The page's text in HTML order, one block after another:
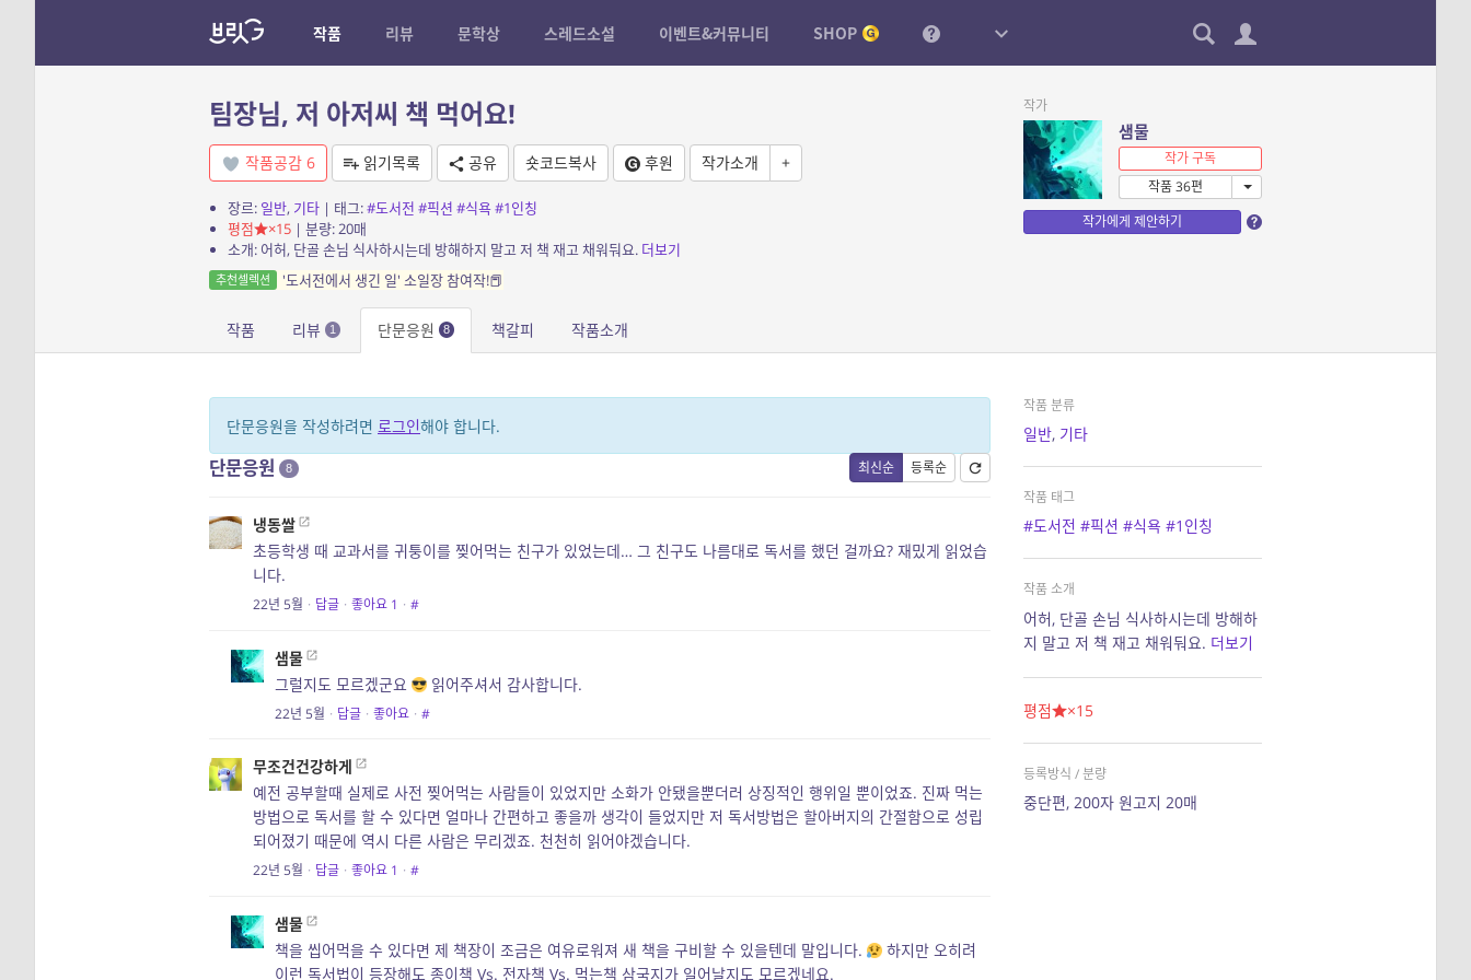
작품 리뷰 문학상 스레드소설 이벤트&커뮤니티 SHOP
팀장님, 저 아저씨 책 먹어요!
작품공감 6 읽기목록 공유 숏코드복사 후원 작가소개 +
장르: 일반, 기타| 태그:#도서전 #픽션 #식욕#1인칭
평점
×15| 분량: 20매
소개: 어허, 단골 손님 식사하시는데 방해하지 말고 저 책 재고 채워둬요. 더보기
추천셀렉션 '도서전에서 생긴 일' 소일장 참여작!📕
작가
샘물
작가 구독
작품 36편
작가에게 제안하기
작품 리뷰 1 단문응원 8 책갈피 작품소개
단문응원을 작성하려면 로그인해야 합니다.
최신순 등록순
단문응원 8
냉동쌀
초등학생 때 교과서를 귀퉁이를 찢어먹는 친구가 있었는데… 그 친구도 나름대로 독서를 했던 걸까요? 재밌게 읽었습
니다.
22년 5월 · 답글 · 좋아요 1 · #
샘물
그럴지도 모르겠군요
읽어주셔서 감사합니다.
22년 5월 · 답글 · 좋아요 · #
무조건건강하게
예전 공부할때 실제로 사전 찢어먹는 사람들이 있었지만 소화가 안됐을뿐더러 상징적인 행위일 뿐이었죠. 진짜 먹는
방법으로 독서를 할 수 있다면 얼마나 간편하고 좋을까 생각이 들었지만 저 독서방법은 할아버지의 간절함으로 성립
되어졌기 때문에 역시 다른 사람은 무리겠죠. 천천히 읽어야겠습니다.
22년 5월 · 답글 · 좋아요 1 · #
샘물
책을 씹어먹을 수 있다면 제 책장이 조금은 여유로워져 새 책을 구비할 수 있을텐데 말입니다.
하지만 오히려
이런 독서법이 등장해도 종이책 Vs. 전자책 Vs. 먹는책 삼국지가 일어날지도 모르겠네요.
작품 분류
일반, 기타
작품 태그
#도서전 #픽션 #식욕 #1인칭
작품 소개
어허, 단골 손님 식사하시는데 방해하
지 말고 저 책 재고 채워둬요. 더보기
평점 ×15
등록방식 / 분량
중단편, 200자 원고지 20매